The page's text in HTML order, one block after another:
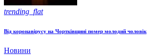
trending_flat
Від коронавірусу на Чортківщині помер молодий чоловік
Новини